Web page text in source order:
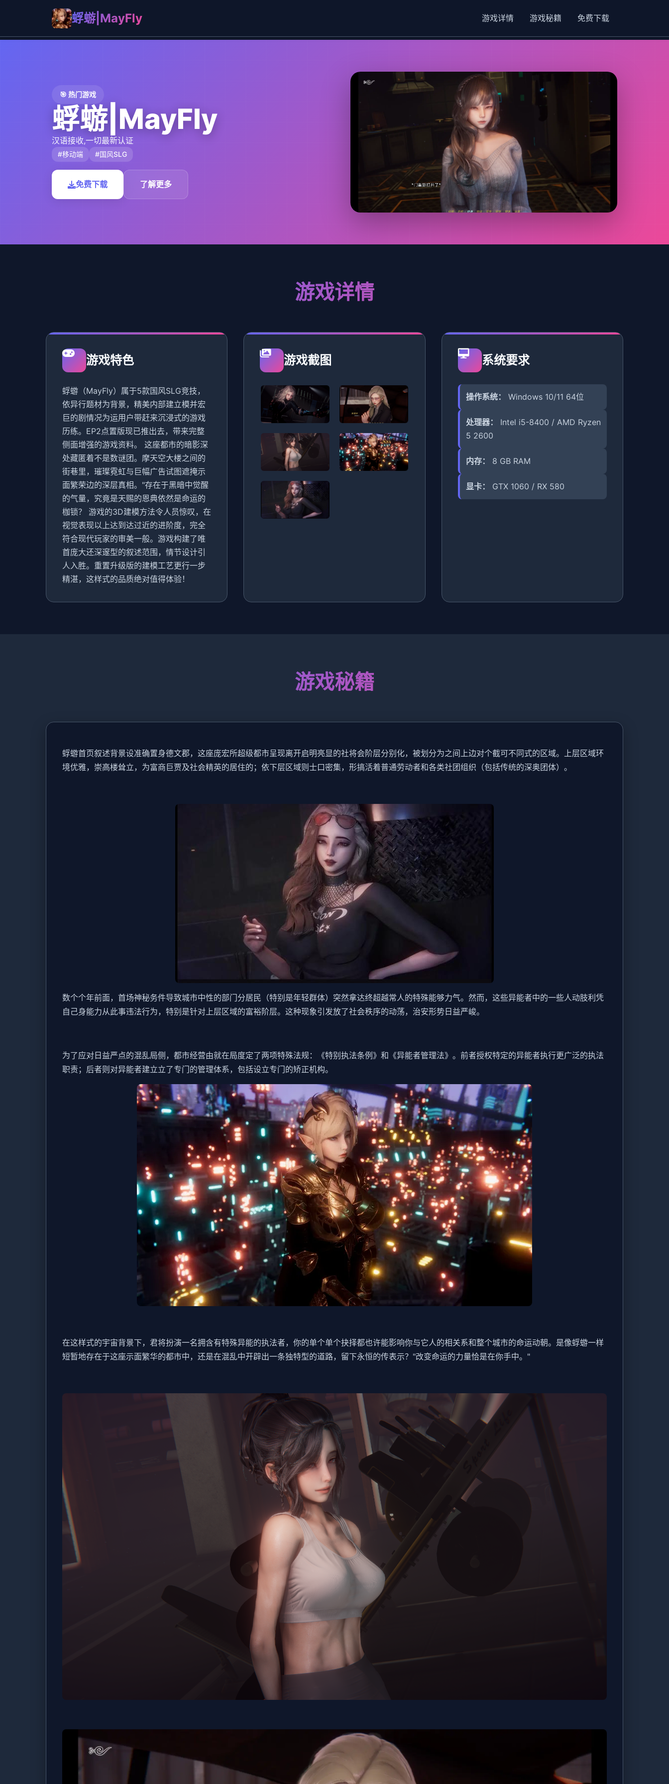
蜉蝣|MayFly 游戏详情 游戏秘籍 免费下载
🎯 热门游戏
蜉蝣|MayFly
汉语接收,一切最新认证
#移动端 #国风SLG
免费下载 了解更多
游戏详情
游戏特色
蜉蝣（MayFly）属于5款国风SLG竞技，
依异行题材为背景，精美内部建立模并宏
巨的剧情况为运用户带赶来沉浸式的游戏
历练。EP2点置版现已推出去，带来完整
侧面增强的游戏资料。 这座都市的暗影深
处藏匿着不是数谜团。摩天空大楼之间的
街巷里，璀璨霓虹与巨幅广告试图遮掩示
面繁荣边的深层真相。"存在于黑暗中觉醒
的气量，究竟是天赐的恩典依然是命运的
枷锁？ 游戏的3D建模方法令人员惊叹，在
视觉表现以上达到达过近的进阶度，完全
符合现代玩家的审美一般。游戏构建了唯
首庞大还深邃型的叙述范围，情节设计引
人入胜。重置升级版的建模工艺更行一步
精湛，这样式的品质绝对值得体验！
游戏截图 系统要求
操作系统： Windows 10/11 64位
处理器：
Intel i5-8400 / AMD Ryzen
5 2600
内存： 8 GB RAM
显卡： GTX 1060 / RX 580
游戏秘籍
蜉蝣首页叙述背景设准确置身德文郡，这座庞宏所超级都市呈现离开启明亮显的社将会阶层分别化，被划分为之间上边对个截可不同式的区域。上层区域环
境优雅，崇高楼耸立，为富商巨贾及社会精英的居住的；依下层区域则士口密集，形搞活着普通劳动者和各类社团组织（包括传统的深奥团体）。
数个个年前面，首场神秘务件导致城市中性的部门分居民（特别是年轻群体）突然拿达终超越常人的特殊能够力气。然而，这些异能者中的一些人动肢利凭
自己身能力从此事违法行为，特别是针对上层区域的富裕阶层。这种现象引发放了社会秩序的动荡，治安形势日益严峻。
为了应对日益严点的混乱局侧，都市经营由就在局度定了两项特殊法规：《特别执法条例》和《异能者管理法》。前者授权特定的异能者执行更广泛的执法
职责；后者则对异能者建立立了专门的管理体系，包括设立专门的矫正机构。
在这样式的宇宙背景下，君将扮演一名拥含有特殊异能的执法者，你的单个单个抉择都也许能影响你与它人的相关系和整个城市的命运动朝。是像蜉蝣一样
短暂地存在于这座示面繁华的都市中，还是在混乱中开辟出一条独特型的道路，留下永恒的传表示？"改变命运的力量恰是在你手中。"